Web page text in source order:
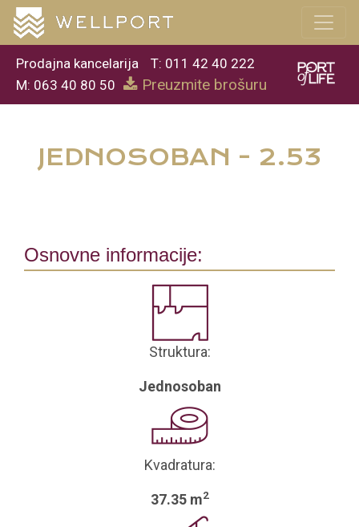
Prodajna kancelarija
T: 011 42 40 222
M: 063 40 80 50
Preuzmite brošuru
JEDNOSOBAN - 2.53
Osnovne informacije:
Struktura:
Jednosoban
Kvadratura:
37.35 m2